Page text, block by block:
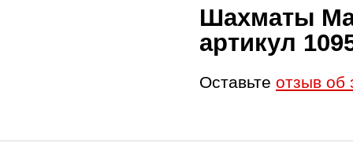
Шахматы
артикул
Оставьте отзыв об